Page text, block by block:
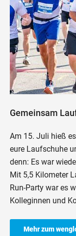
Gemeinsam
Am 15. Juli hieß
eure Laufschuhe
denn: Es war
Mit 5,5 Kilometer
Run-Party war es
Kolleginnen und
Mehr zum